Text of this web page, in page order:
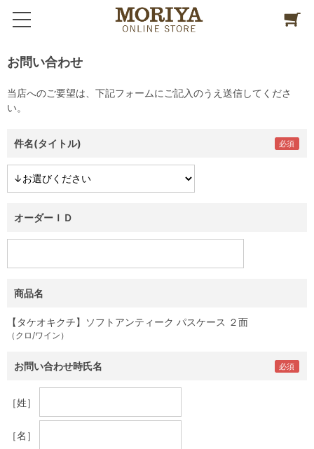
お問い合わせ
当店へのご要望は、下記フォームにご記入のうえ送信してくださ
い。
件名(タイトル)
オーダーＩＤ
商品名
【タケオキクチ】ソフトアンティーク パスケース ２面
（クロ/ワイン）
お問い合わせ時氏名
［姓］
［名］